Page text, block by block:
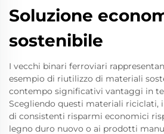
Soluzione
sostenibile
I vecchi binari ferroviari
esempio di riutilizzo di materiali
contempo significativi vantaggi in
Scegliendo questi materiali riciclati,
di consistenti risparmi economici
legno duro nuovo o ai prodotti